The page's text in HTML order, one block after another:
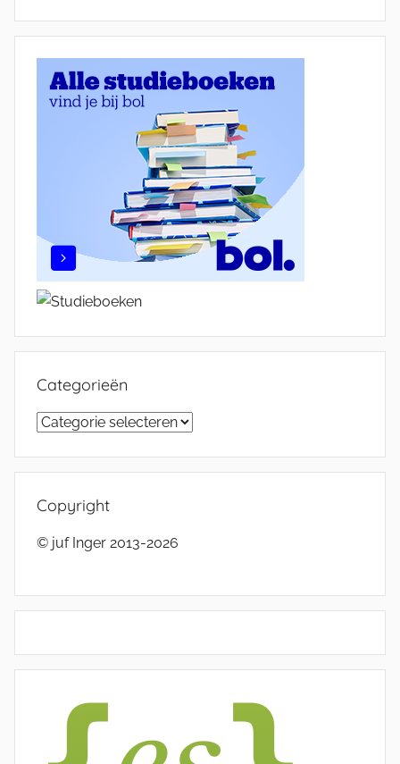
Categorieën
Categorieën
Copyright
© juf Inger 2013-2026